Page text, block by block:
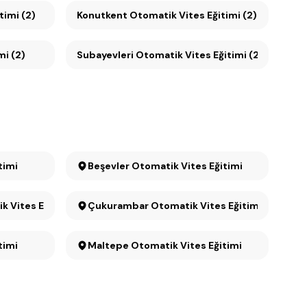
(2) Konutkent Otomatik Vites Eğitimi (2)
(2) Subayevleri Otomatik Vites Eğitimi (2)
Beşevler Otomatik Vites Eğitimi
Vites Eğitimi Çukurambar Otomatik Vites Eğitimi
Maltepe Otomatik Vites Eğitimi